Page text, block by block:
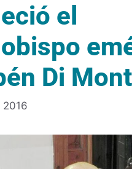
el
Di
2016